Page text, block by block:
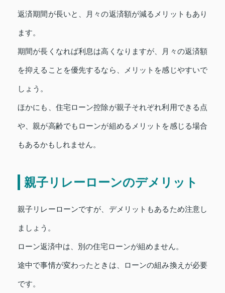
返済期間が長いと、月々の返済額が減るメリットもあり
ます。
期間が長くなれば利息は高くなりますが、月々の返済額
を抑えることを優先するなら、メリットを感じやすいで
しょう。
ほかにも、住宅ローン控除が親子それぞれ利用できる点
や、親が高齢でもローンが組めるメリットを感じる場合
もあるかもしれません。
親子リレーローンのデメリット
親子リレーローンですが、デメリットもあるため注意し
ましょう。
ローン返済中は、別の住宅ローンが組めません。
途中で事情が変わったときは、ローンの組み換えが必要
です。